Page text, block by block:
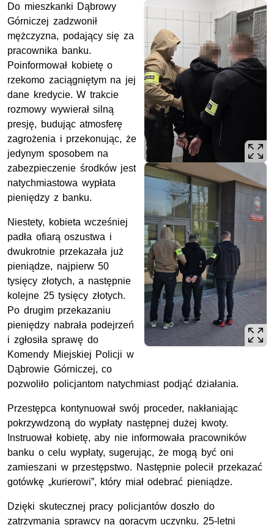
Do mieszkanki Dąbrowy
Górniczej zadzwonił
mężczyzna, podający się za
pracownika banku.
Poinformował kobietę o
rzekomo zaciągniętym na jej
dane kredycie. W trakcie
rozmowy wywierał silną
presję, budując atmosferę
zagrożenia i przekonując, że
jedynym sposobem na
zabezpieczenie środków jest
natychmiastowa wypłata
pieniędzy z banku.
Niestety, kobieta wcześniej
padła ofiarą oszustwa i
dwukrotnie przekazała już
pieniądze, najpierw 50
tysięcy złotych, a następnie
kolejne 25 tysięcy złotych.
Po drugim przekazaniu
pieniędzy nabrała podejrzeń
i zgłosiła sprawę do
Komendy Miejskiej Policji w
Dąbrowie Górniczej, co
pozwoliło policjantom natychmiast podjąć działania.
Przestępca kontynuował swój proceder, nakłaniając
pokrzywdzoną do wypłaty następnej dużej kwoty.
Instruował kobietę, aby nie informowała pracowników
banku o celu wypłaty, sugerując, że mogą być oni
zamieszani w przestępstwo. Następnie polecił przekazać
gotówkę „kurierowi”, który miał odebrać pieniądze.
Dzięki skutecznej pracy policjantów doszło do
zatrzymania sprawcy na gorącym uczynku. 25-letni